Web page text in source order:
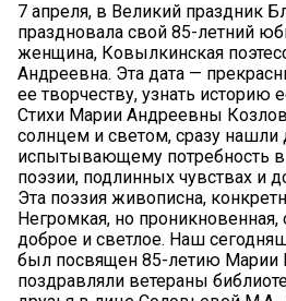
7 апреля, в Великий праздник
праздновала свой 85-летний
женщина, Ковылкинская
Андреевна. Эта дата —
ее творчеству, узнать историю
Стихи Марии Андреевны
солнцем и светом, сразу нашли
испытывающему потребность в
поэзии, подлинных чувствах и
Эта поэзия живописна,
Негромкая, но проникновенная,
доброе и светлое. Наш
был посвящен 85-летию Марии
поздравляли ветераны